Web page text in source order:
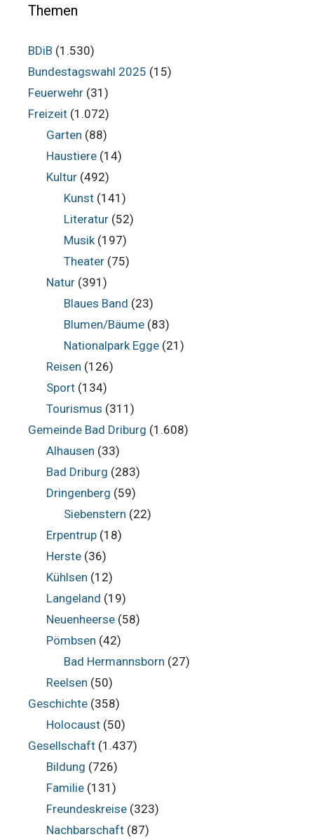
Archiv
Themen
BDiB (1.530)
Bundestagswahl 2025 (15)
Feuerwehr (31)
Freizeit (1.072)
Garten (88)
Haustiere(14)
Kultur(492)
Kunst (141)
Literatur (52)
Musik (197)
Theater (75)
Natur(391)
Blaues Band (23)
Blumen/Bäume (83)
Nationalpark Egge (21)
Reisen (126)
Sport(134)
Tourismus (311)
Gemeinde Bad Driburg (1.608)
Alhausen (33)
Bad Driburg (283)
Dringenberg (59)
Siebenstern (22)
Erpentrup(18)
Herste(36)
Kühlsen (12)
Langeland (19)
Neuenheerse(58)
Pömbsen (42)
Bad Hermannsborn (27)
Reelsen (50)
Geschichte (358)
Holocaust(50)
Gesellschaft (1.437)
Bildung (726)
Familie(131)
Freundeskreise(323)
Nachbarschaft(87)